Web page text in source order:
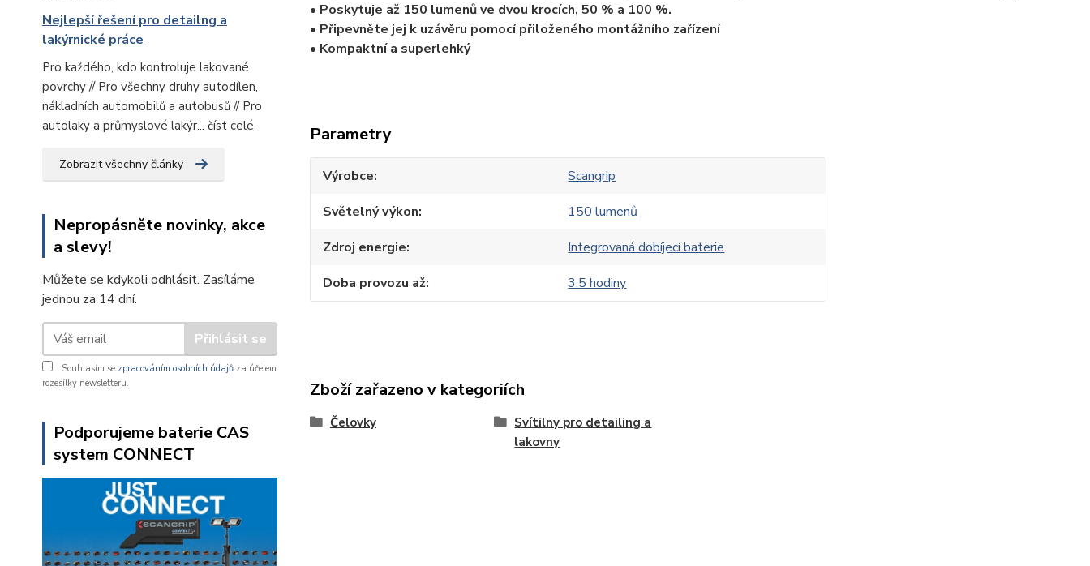
Nejlepší řešení pro detailng a
lakýrnické práce
Pro každého, kdo kontroluje lakované
povrchy // Pro všechny druhy autodílen,
nákladních automobilů a autobusů // Pro
autolaky a průmyslové lakýr... číst celé
Zobrazit všechny články
Nepropásněte novinky, akce
a slevy!
Můžete se kdykoli odhlásit. Zasíláme
jednou za 14 dní.
Přihlásit se
Souhlasím se zpracováním osobních údajů za účelem
rozesílky newsletteru.
Podporujeme baterie CAS
system CONNECT
• Poskytuje až 150 lumenů ve dvou krocích, 50 % a 100 %.
• Připevněte jej k uzávěru pomocí přiloženého montážního zařízení
• Kompaktní a superlehký
Parametry
Výrobce
Scangrip
Světelný výkon
150 lumenů
Zdroj energie
Integrovaná dobíjecí baterie
Doba provozu až
3.5 hodiny
Zboží zařazeno v kategoriích
Čelovky
Svítilny pro detailing a
lakovny